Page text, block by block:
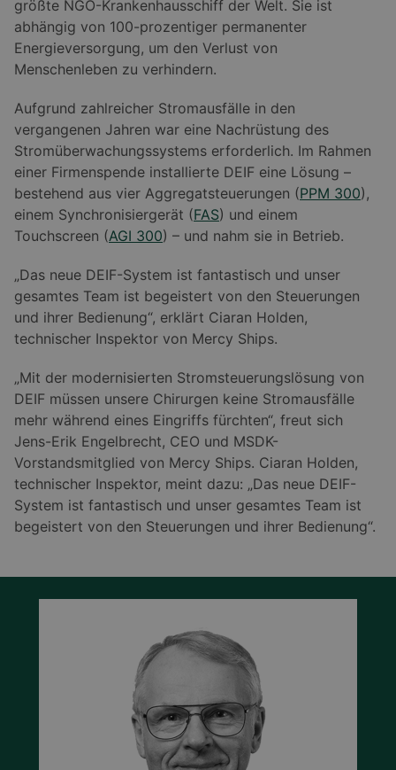
größte NGO-Krankenhausschiff der Welt. Sie ist
abhängig von 100-prozentiger permanenter
Energieversorgung, um den Verlust von
Menschenleben zu verhindern.
Aufgrund zahlreicher Stromausfälle in den
vergangenen Jahren war eine Nachrüstung des
Stromüberwachungssystems erforderlich. Im Rahmen
einer Firmenspende installierte DEIF eine Lösung –
bestehend aus vier Aggregatsteuerungen (PPM 300),
einem Synchronisiergerät (FAS) und einem
Touchscreen (AGI 300) – und nahm sie in Betrieb.
„Das neue DEIF-System ist fantastisch und unser
gesamtes Team ist begeistert von den Steuerungen
und ihrer Bedienung“, erklärt Ciaran Holden,
technischer Inspektor von Mercy Ships.
„Mit der modernisierten Stromsteuerungslösung von
DEIF müssen unsere Chirurgen keine Stromausfälle
mehr während eines Eingriffs fürchten“, freut sich
Jens-Erik Engelbrecht, CEO und MSDK-
Vorstandsmitglied von Mercy Ships. Ciaran Holden,
technischer Inspektor, meint dazu: „Das neue DEIF-
System ist fantastisch und unser gesamtes Team ist
begeistert von den Steuerungen und ihrer Bedienung“.